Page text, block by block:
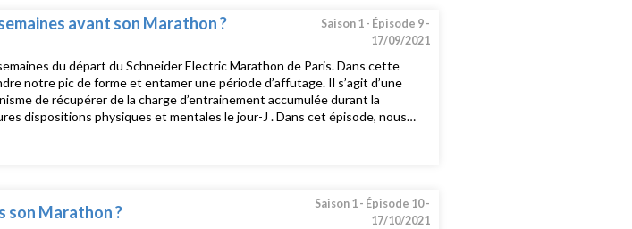
avant son Marathon ?
Saison 1 - Épisode 9 -
17/09/2021
du départ du Schneider Electric Marathon de Paris. Dans cette
notre pic de forme et entamer une période d’affutage. Il s’agit d’une
de récupérer de la charge d’entrainement accumulée durant la
dispositions physiques et mentales le jour-J . Dans cet épisode, nous
son Marathon ? Saison 1 - Épisode 10 -
17/10/2021